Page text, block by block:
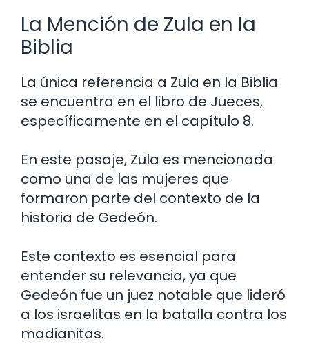
La Mención de Zula en la
Biblia
La única referencia a Zula en la Biblia
se encuentra en el libro de Jueces,
específicamente en el capítulo 8.
En este pasaje, Zula es mencionada
como una de las mujeres que
formaron parte del contexto de la
historia de Gedeón.
Este contexto es esencial para
entender su relevancia, ya que
Gedeón fue un juez notable que lideró
a los israelitas en la batalla contra los
madianitas.